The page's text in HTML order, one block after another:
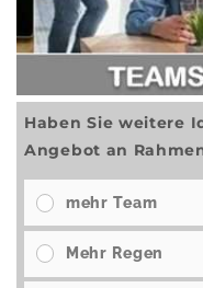
Haben Sie weitere
Angebot an
mehr Team
Mehr Regen